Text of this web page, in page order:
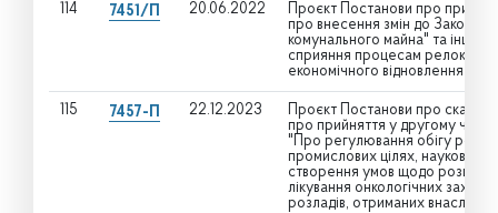
114 7451/П 20.06.2022
Проєкт Постанови про
про внесення змін до Закону
комунального майна" та інших
сприяння процесам релокації
економічного відновлення
115 7457-П 22.12.2023
Проєкт Постанови про
про прийняття у другому
"Про регулювання обігу
промислових цілях, науковій та
створення умов щодо
лікування онкологічних
розладів, отриманих